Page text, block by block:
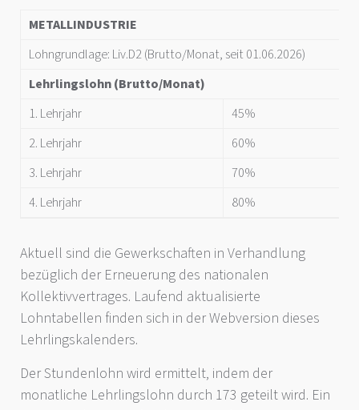
METALLINDUSTRIE
Lohngrundlage: Liv.D2 (Brutto/Monat, seit 01.06.2026)
Lehrlingslohn(Brutto/Monat)
1. Lehrjahr
45%
2. Lehrjahr
60%
3. Lehrjahr
70%
4. Lehrjahr
80%
Aktuell sind die Gewerkschaften in Verhandlung
bezüglich der Erneuerung des nationalen
Kollektivvertrages. Laufend aktualisierte
Lohntabellen finden sich in der Webversion dieses
Lehrlingskalenders.
Der Stundenlohn wird ermittelt, indem der
monatliche Lehrlingslohn durch 173 geteilt wird. Ein